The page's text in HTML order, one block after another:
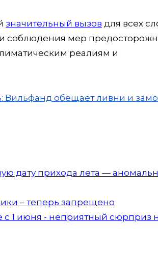
значительный вызов для всех
соблюдения мер
реалиям и
Вильфанд обещает ливни и
дату прихода лета —
– теперь запрещено
1 июня - неприятный сюрприз